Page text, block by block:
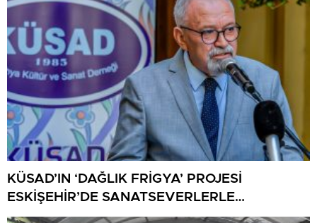
KÜSAD’IN ‘DAĞLIK FRİGYA’ PROJESİ
ESKİŞEHİR’DE SANATSEVERLERLE
BULUŞUYOR